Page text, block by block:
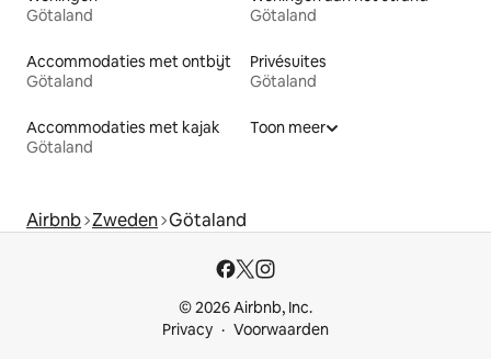
Götaland
Götaland
Accommodaties met ontbijt
Götaland
Privésuites
Götaland
Accommodaties met kajak
Götaland
Toon meer
Airbnb Zweden Götaland
© 2026 Airbnb, Inc.
Privacy
Voorwaarden